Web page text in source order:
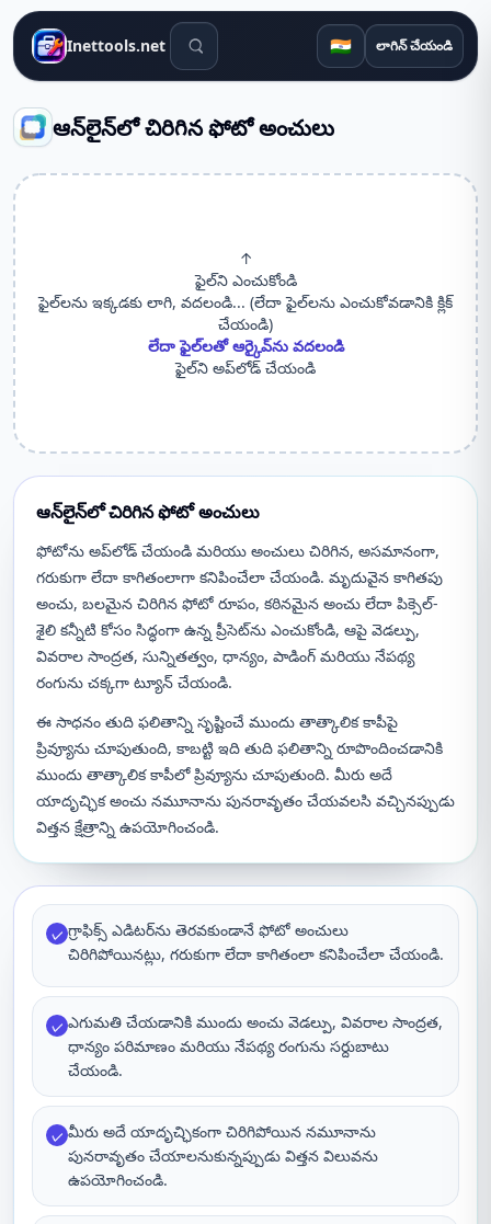
Inettools.net శోధన సాధనాలు 🇮🇳 లాగిన్ చేయండి
ఆన్‌లైన్‌లో చిరిగిన ఫోటో అంచులు
↑
ఫైల్‌ని ఎంచుకోండి
ఫైల్‌లను ఇక్కడకు లాగి, వదలండి... (లేదా ఫైల్‌లను ఎంచుకోవడానికి క్లిక్
చేయండి)
లేదా ఫైల్‌లతో ఆర్కైవ్‌ను వదలండి
ఫైల్‌ని అప్‌లోడ్ చేయండి
ఆన్‌లైన్‌లో చిరిగిన ఫోటో అంచులు
ఫోటోను అప్‌లోడ్ చేయండి మరియు అంచులు చిరిగిన, అసమానంగా,
గరుకుగా లేదా కాగితంలాగా కనిపించేలా చేయండి. మృదువైన కాగితపు
అంచు, బలమైన చిరిగిన ఫోటో రూపం, కఠినమైన అంచు లేదా పిక్సెల్-
శైలి కన్నీటి కోసం సిద్ధంగా ఉన్న ప్రీసెట్‌ను ఎంచుకోండి, ఆపై వెడల్పు,
వివరాల సాంద్రత, సున్నితత్వం, ధాన్యం, పాడింగ్ మరియు నేపథ్య
రంగును చక్కగా ట్యూన్ చేయండి.
ఈ సాధనం తుది ఫలితాన్ని సృష్టించే ముందు తాత్కాలిక కాపీపై
ప్రివ్యూను చూపుతుంది, కాబట్టి ఇది తుది ఫలితాన్ని రూపొందించడానికి
ముందు తాత్కాలిక కాపీలో ప్రివ్యూను చూపుతుంది. మీరు అదే
యాదృచ్ఛిక అంచు నమూనాను పునరావృతం చేయవలసి వచ్చినప్పుడు
విత్తన క్షేత్రాన్ని ఉపయోగించండి.
✓ గ్రాఫిక్స్ ఎడిటర్‌ను తెరవకుండానే ఫోటో అంచులు
చిరిగిపోయినట్లు, గరుకుగా లేదా కాగితంలా కనిపించేలా చేయండి.
✓ ఎగుమతి చేయడానికి ముందు అంచు వెడల్పు, వివరాల సాంద్రత,
ధాన్యం పరిమాణం మరియు నేపథ్య రంగును సర్దుబాటు
చేయండి.
✓ మీరు అదే యాదృచ్ఛికంగా చిరిగిపోయిన నమూనాను
పునరావృతం చేయాలనుకున్నప్పుడు విత్తన విలువను
ఉపయోగించండి.